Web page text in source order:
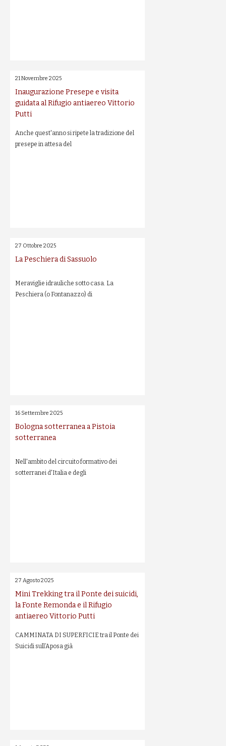
21 Novembre 2025
Inaugurazione Presepe e visita
guidata al Rifugio antiaereo Vittorio
Putti
Anche quest'anno si ripete la tradizione del
presepe in attesa del
27 Ottobre 2025
La Peschiera di Sassuolo
Meraviglie idrauliche sotto casa. La
Peschiera (o Fontanazzo) di
16 Settembre 2025
Bologna sotterranea a Pistoia
sotterranea
Nell'ambito del circuito formativo dei
sotterranei d'Italia e degli
27 Agosto 2025
Mini Trekking tra il Ponte dei suicidi,
la Fonte Remonda e il Rifugio
antiaereo Vittorio Putti
CAMMINATA DI SUPERFICIE tra il Ponte dei
Suicidi sull’Aposa già